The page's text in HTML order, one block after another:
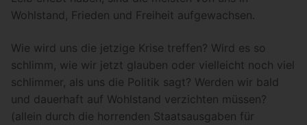
Wohlstand, Frieden und Freiheit aufgewachsen.
Wie wird uns die jetzige Krise treffen? Wird es so
schlimm, wie wir jetzt glauben oder vielleicht noch viel
schlimmer, als uns die Politik sagt? Werden wir bald
und dauerhaft auf Wohlstand verzichten müssen?
(allein durch die horrenden Staatsausgaben für